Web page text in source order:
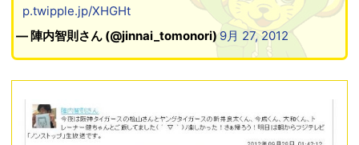
p.twipple.jp/XHGHt
— 陣内智則さん (@jinnai_tomonori)9月 27, 2012